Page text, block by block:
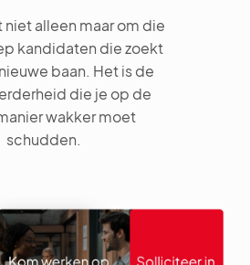
niet alleen maar om die
kandidaten die zoekt
baan. Het is de
die je op de
wakker moet
schudden.